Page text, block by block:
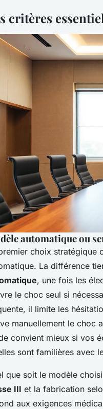
critères
automatique ou
choix stratégique
La différence
, une fois les
le choc seul si
il limite les
manuellement le choc
convient mieux si vos
sont familières avec
que soit le modèle
III et la fabrication
aux exigences